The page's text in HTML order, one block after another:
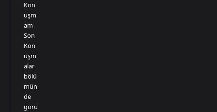
Kon
uşm
am
Son
Kon
uşm
alar
bölü
mün
de
görü